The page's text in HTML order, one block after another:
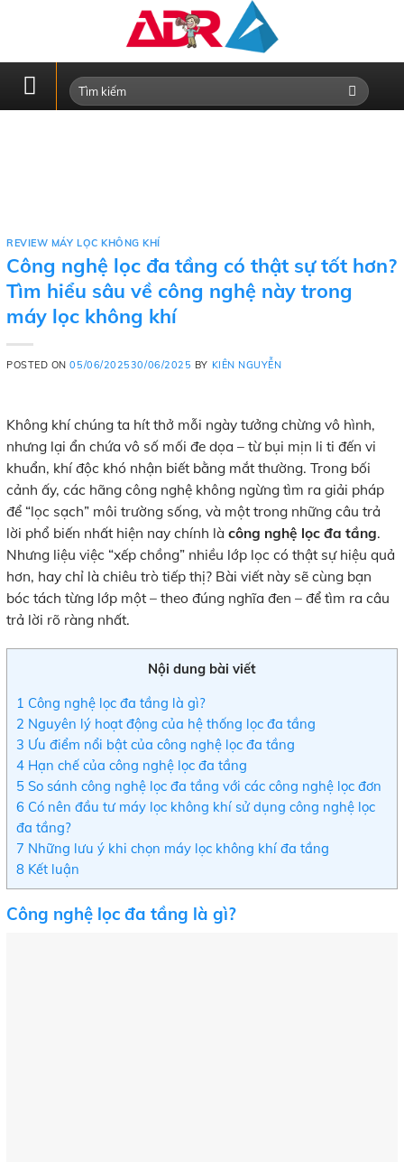
REVIEW MÁY LỌC KHÔNG KHÍ
Công nghệ lọc đa tầng có thật sự tốt hơn?
Tìm hiểu sâu về công nghệ này trong
máy lọc không khí
POSTED ON05/06/202530/06/2025 BY KIÊN NGUYỄN
Không khí chúng ta hít thở mỗi ngày tưởng chừng vô hình,
nhưng lại ẩn chứa vô số mối đe dọa – từ bụi mịn li ti đến vi
khuẩn, khí độc khó nhận biết bằng mắt thường. Trong bối
cảnh ấy, các hãng công nghệ không ngừng tìm ra giải pháp
để “lọc sạch” môi trường sống, và một trong những câu trả
lời phổ biến nhất hiện nay chính là công nghệ lọc đa tầng.
Nhưng liệu việc “xếp chồng” nhiều lớp lọc có thật sự hiệu quả
hơn, hay chỉ là chiêu trò tiếp thị? Bài viết này sẽ cùng bạn
bóc tách từng lớp một – theo đúng nghĩa đen – để tìm ra câu
trả lời rõ ràng nhất.
Nội dung bài viết
1 Công nghệ lọc đa tầng là gì?
2 Nguyên lý hoạt động của hệ thống lọc đa tầng
3 Ưu điểm nổi bật của công nghệ lọc đa tầng
4 Hạn chế của công nghệ lọc đa tầng
5 So sánh công nghệ lọc đa tầng với các công nghệ lọc đơn
6 Có nên đầu tư máy lọc không khí sử dụng công nghệ lọc
đa tầng?
7 Những lưu ý khi chọn máy lọc không khí đa tầng
8 Kết luận
Công nghệ lọc đa tầng là gì?